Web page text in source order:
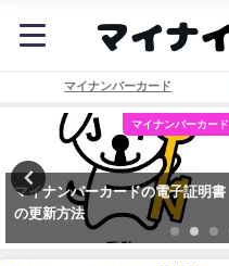
マイナンバーカード
マイナンバーカード
マイナンバーカードの電子証明書
の更新方法